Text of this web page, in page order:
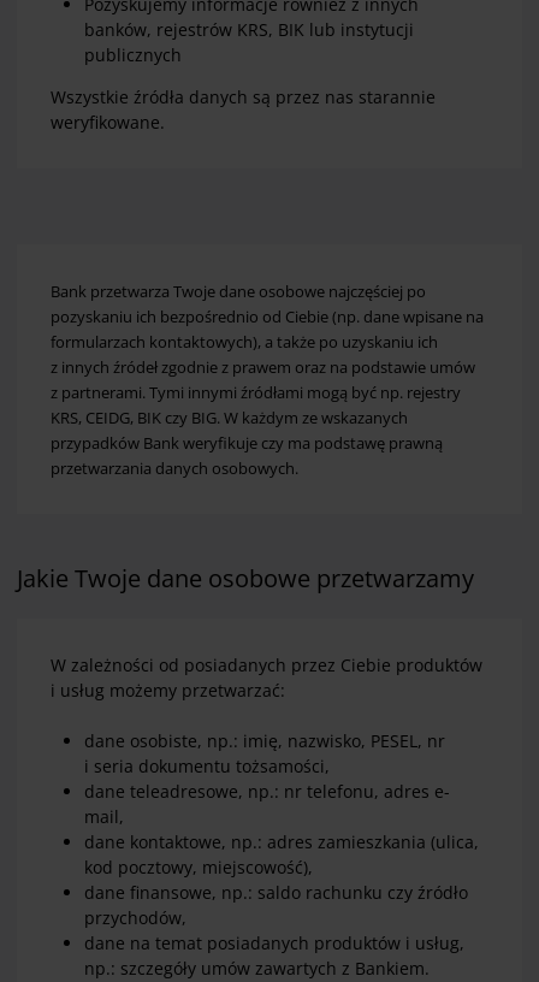
banków, rejestrów KRS, BIK lub instytucji
publicznych
Wszystkie źródła danych są przez nas starannie
weryfikowane.
Bank przetwarza Twoje dane osobowe najczęściej po
pozyskaniu ich bezpośrednio od Ciebie (np. dane wpisane na
formularzach kontaktowych), a także po uzyskaniu ich
z innych źródeł zgodnie z prawem oraz na podstawie umów
z partnerami. Tymi innymi źródłami mogą być np. rejestry
KRS, CEIDG, BIK czy BIG. W każdym ze wskazanych
przypadków Bank weryfikuje czy ma podstawę prawną
przetwarzania danych osobowych.
Jakie Twoje dane osobowe przetwarzamy
W zależności od posiadanych przez Ciebie produktów
i usług możemy przetwarzać:
dane osobiste, np.: imię, nazwisko, PESEL, nr
i seria dokumentu tożsamości,
dane teleadresowe, np.: nr telefonu, adres e-
mail,
dane kontaktowe, np.: adres zamieszkania (ulica,
kod pocztowy, miejscowość),
dane finansowe, np.: saldo rachunku czy źródło
przychodów,
dane na temat posiadanych produktów i usług,
np.: szczegóły umów zawartych z Bankiem.